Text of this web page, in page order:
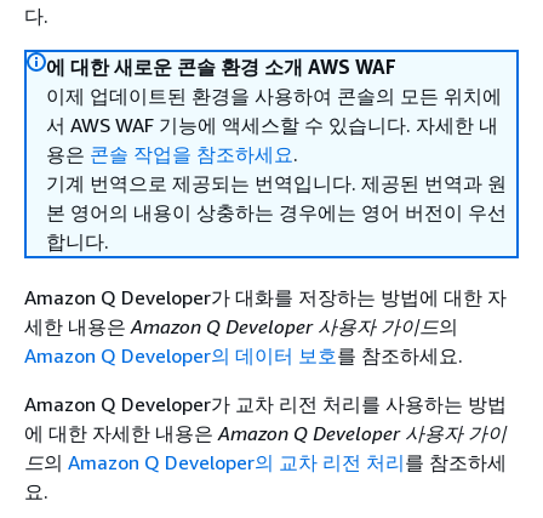
다.
에 대한 새로운 콘솔 환경 소개 AWS WAF
이제 업데이트된 환경을 사용하여 콘솔의 모든 위치에
서 AWS WAF 기능에 액세스할 수 있습니다. 자세한 내
용은 콘솔 작업을 참조하세요.
기계 번역으로 제공되는 번역입니다. 제공된 번역과 원
본 영어의 내용이 상충하는 경우에는 영어 버전이 우선
합니다.
Amazon Q Developer가 대화를 저장하는 방법에 대한 자
세한 내용은Amazon Q Developer 사용자 가이드의
Amazon Q Developer의 데이터 보호를 참조하세요.
Amazon Q Developer가 교차 리전 처리를 사용하는 방법
에 대한 자세한 내용은Amazon Q Developer 사용자 가이
드의 Amazon Q Developer의 교차 리전 처리를 참조하세
요.